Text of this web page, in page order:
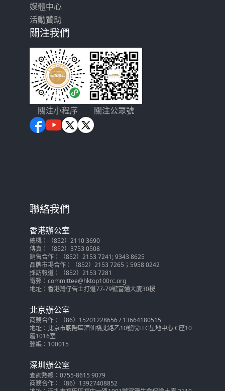
媒體中心
活動贊助
關注我們
關注小程序 關注公眾號
聯絡我們
香港辦公室
總機：（852）2110 3690
傳真：（852）3753 0508
銷售合作：（852）2153 7241; 9343 8625
品牌市場合作：（852）2153 7265；5958 0242
採訪報道：（852）2153 7281
電郵：committee@hktop100rc.org
地址：香港灣仔告士打道77-79號富通大廈30樓
北京辦公室
商務合作：（86）15201228656 / 13664180515
地址：北京市朝陽區酒仙橋北路乙10號院FLC星地中心 C座10
層1016室
郵編：100015
深圳辦公室
查詢熱線：0755-8615 9079
商務合作：（86）13927408852